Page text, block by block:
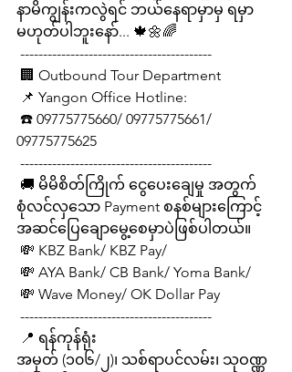
နာမိကျွန်းကလွဲရင် ဘယ်နေရာမှာမှ ရမှာ
မဟုတ်ပါဘူးနော်... 🍁🌼🌈
------------------------------------------
🏢 Outbound Tour Department
📌 Yangon Office Hotline:
09775775625
------------------------------------------
စုံလင်လှသော Payment စနစ်များကြောင့်
အဆင်ပြေချောမွေ့စေမှာပဲဖြစ်ပါတယ်။
💸 KBZ Bank/ KBZ Pay/
💸 AYA Bank/ CB Bank/ Yoma Bank/
💸 Wave Money/ OK Dollar Pay
------------------------------------------
📍 ရန်ကုန်ရုံး
အမှတ် (၁၀၆/၂)၊ သစ်ရာပင်လမ်း၊ သုဝဏ္ဏ